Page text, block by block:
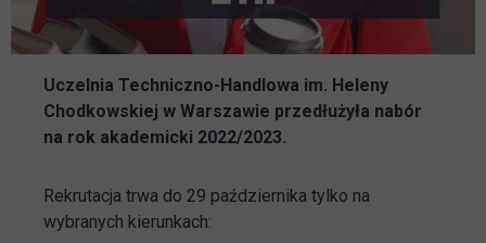
Uczelnia Techniczno-Handlowa im. Heleny
Chodkowskiej w Warszawie przedłużyła nabór
na rok akademicki 2022/2023.
Rekrutacja trwa do 29 października tylko na
wybranych kierunkach: